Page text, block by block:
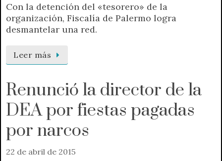
Con la detención del «tesorero» de la
organización, Fiscalía de Palermo logra
desmantelar una red.
Leer más
Renunció la director de la
DEA por fiestas pagadas
por narcos
22 de abril de 2015